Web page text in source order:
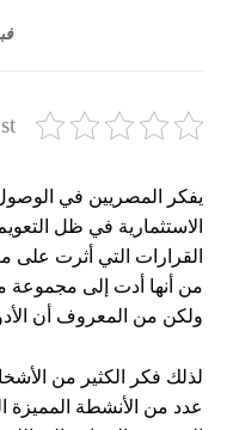
يفكر المصريين في
الاستثمارية في ظل
القرارات التي أثرت
من أنها أدت إلى مجموعة
ولكن من المعروف أن
لذلك فكر الكثير من
عدد من الأنشطة المميزة